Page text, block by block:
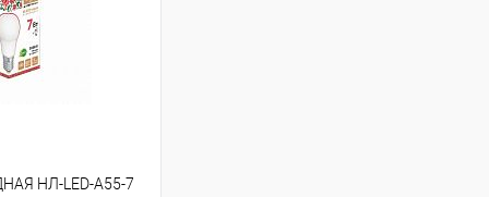
В избранное
НЛ-LED-A55-7